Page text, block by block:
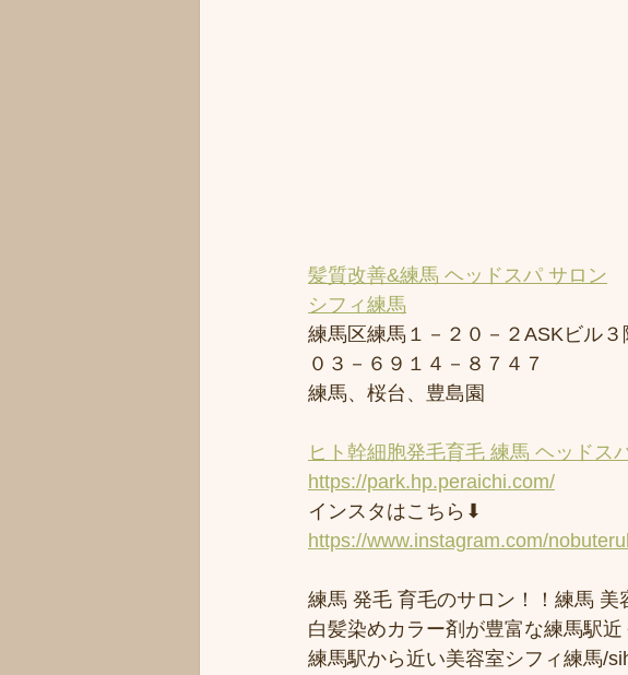
髪質改善&練馬 ヘッドスパ サロン
シフィ練馬
練馬区練馬１－２０－２ASKビル３
０３－６９１４－８７４７
練馬、桜台、豊島園
ヒト幹細胞発毛育毛 練馬 ヘッドス
https://park.hp.peraichi.com/
インスタはこちら⬇︎
https://www.instagram.com/
練馬 発毛 育毛のサロン！！練馬 美
白髪染めカラー剤が豊富な練馬駅
練馬駅から近い美容室シフィ練馬/